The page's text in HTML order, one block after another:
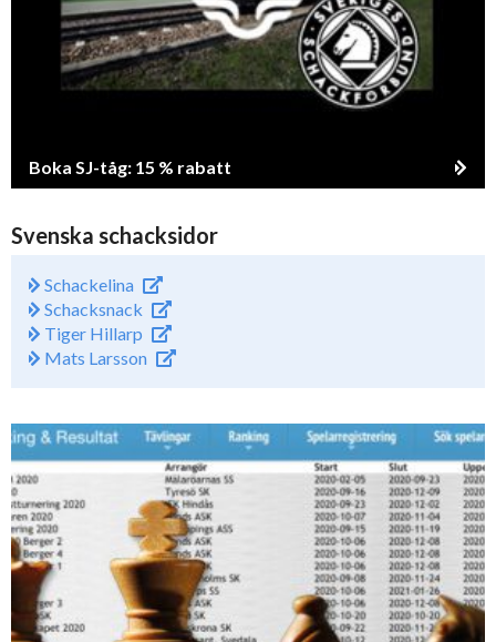
Boka SJ-tåg: 15 % rabatt
Svenska schacksidor
Schackelina
Schacksnack
Tiger Hillarp
Mats Larsson